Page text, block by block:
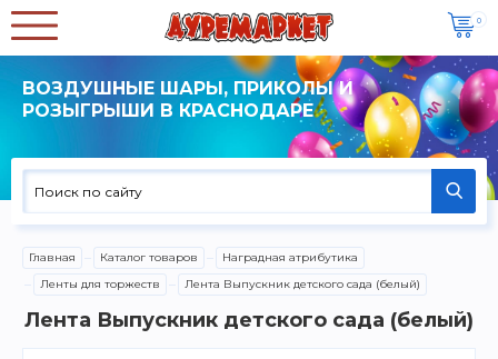
0
ВОЗДУШНЫЕ ШАРЫ, ПРИКОЛЫ И
РОЗЫГРЫШИ В КРАСНОДАРЕ
Главная Каталог товаров
Наградная атрибутика
Ленты для торжеств
Лента Выпускник детского сада (белый)
Лента Выпускник детского сада (белый)